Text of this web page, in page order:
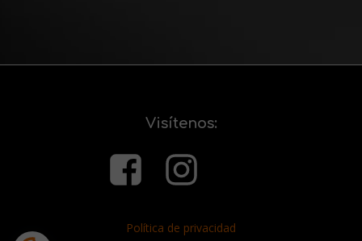
Política de privacidad
Visítenos: